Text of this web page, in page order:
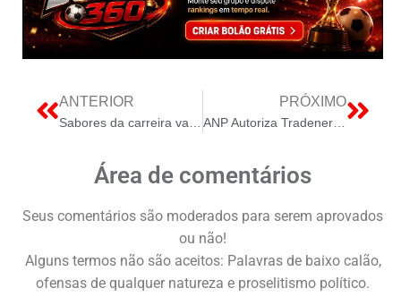
ANTERIOR
Sabores da carreira vagas abertas em todo o país
PRÓXIMO
ANP Autoriza Tradener e Voqen a Importar Gás da Argentina e Bolívia, Fortalecendo o Mercado Brasileiro
Área de comentários
Seus comentários são moderados para serem aprovados
ou não!
Alguns termos não são aceitos: Palavras de baixo calão,
ofensas de qualquer natureza e proselitismo político.